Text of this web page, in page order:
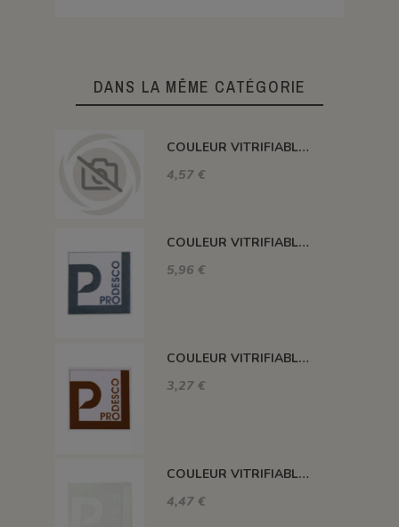
DANS LA MÊME CATÉGORIE
COULEUR VITRIFIABLE DÉCOR SANS PLOMB JAUNE VA105
4,57 €
COULEUR VITRIFIABLE DÉCOR SANS PLOMB GRIS VA116
5,96 €
COULEUR VITRIFIABLE DÉCOR SANS PLOMB CHOCOLAT VA109
3,27 €
COULEUR VITRIFIABLE DÉCOR SANS PLOMB BLANC VA103
4,47 €